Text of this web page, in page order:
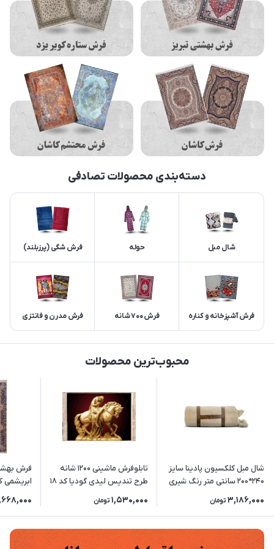
دسته‌بندی محصولات تصادفی
شال مبل حوله فرش شگی (پرزبلند)
فرش آشپزخانه و کناره فرش 700 شانه فرش مدرن و فانتزی
محبوب‌ترین محصولات
شال مبل کلکسیون پادینا سایز
240*200 سانتی متر رنگ شیری
3,186,000 تومان
تابلوفرش ماشینی 1200 شانه
طرح تندیس لیدی گودیا کد 18
1,530,000 تومان
ابریشمی